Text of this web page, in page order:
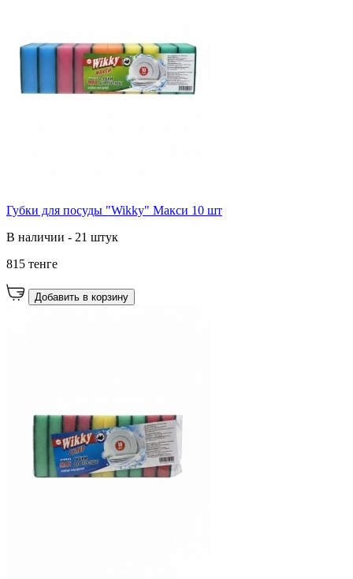
Губки для посуды "Wikky" Макси 10 шт
В наличии - 21 штук
815 тенге
Добавить в корзину